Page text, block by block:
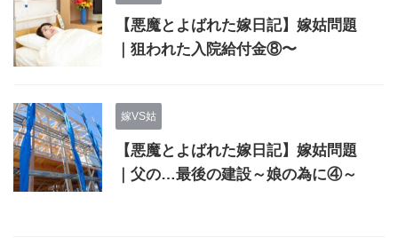
【悪魔とよばれた嫁日記】嫁姑問題
｜狙われた入院給付金⑧〜
嫁VS姑
【悪魔とよばれた嫁日記】嫁姑問題
｜父の…最後の建設～娘の為に④～